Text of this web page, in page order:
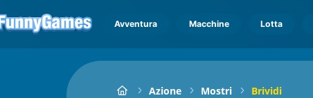
Avventura Macchine Lotta
Azione Mostri Brividi